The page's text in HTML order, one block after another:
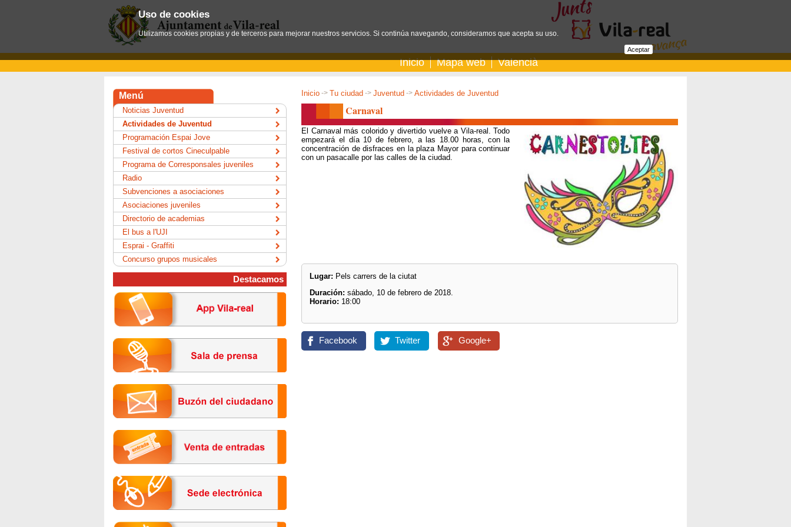
Inicio Mapa web Valencià
Inicio -> Tu ciudad -> Juventud -> Actividades de Juventud
Carnaval
El Carnaval más colorido y divertido vuelve a Vila-real. Todo
empezará el día 10 de febrero, a las 18.00 horas, con la
concentración de disfraces en la plaza Mayor para continuar
con un pasacalle por las calles de la ciudad.
Lugar: Pels carrers de la ciutat
Duración:sábado, 10 de febrero de 2018.
Horario: 18:00
Facebook Twitter Google+
Menú
Noticias Juventud
Actividades de Juventud
Programación Espai Jove
Festival de cortos Cineculpable
Programa de Corresponsales juveniles
Radio
Subvenciones a asociaciones
Asociaciones juveniles
Directorio de academias
El bus a l'UJI
Esprai - Graffiti
Concurso grupos musicales
Destacamos
Uso de cookies
Utilizamos cookies propias y de terceros para mejorar nuestros servicios. Si continúa navegando, consideramos que acepta su uso.
Aceptar